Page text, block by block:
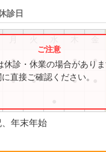
診日
● ● ● ●
● ● ●
休診・休業の場合があり
直接ご確認ください。
年末年始